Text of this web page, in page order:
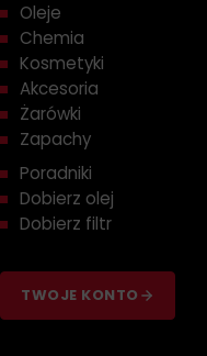
Oleje
Chemia
Kosmetyki
Akcesoria
Żarówki
Zapachy
Poradniki
Dobierz olej
Dobierz filtr
TWOJE KONTO